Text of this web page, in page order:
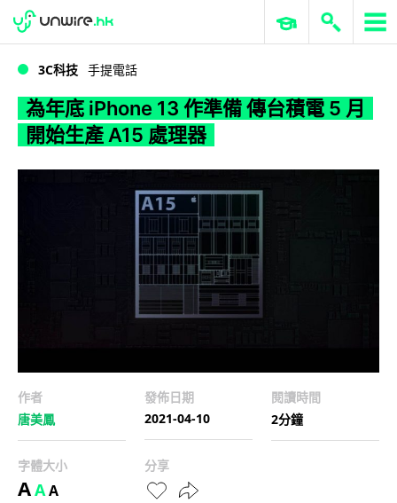
WWDC 2026 ERP 與商業 AI
3C科技 手提電話
為年底 iPhone 13 作準備 傳台積電 5 月
開始生產 A15 處理器
作者
唐美鳳
發佈日期
2021-04-10
閱讀時間
2分鐘
字體大小
AAA
分享